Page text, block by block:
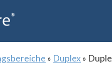
» Duplex»